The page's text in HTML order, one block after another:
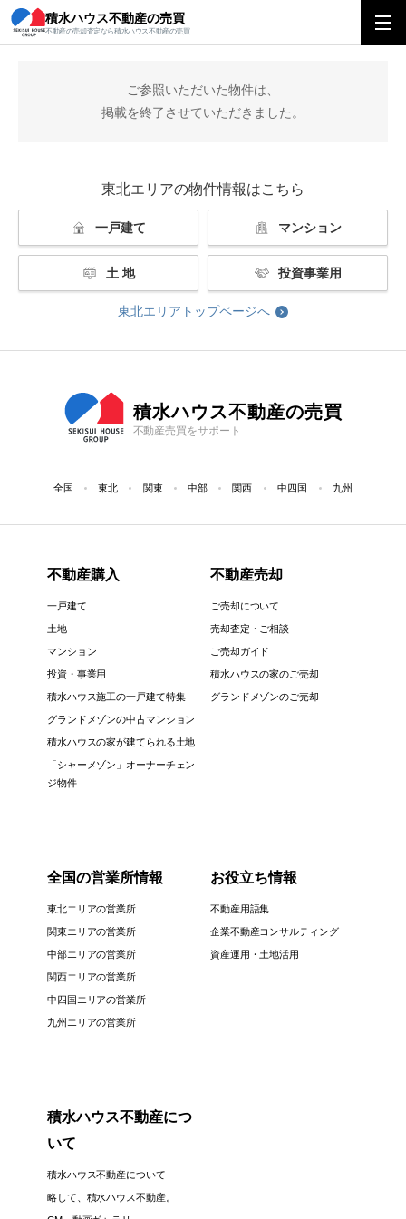
積水ハウス不動産の売買
不動産の売却査定なら積水ハウス不動産の売買
積水ハウス不動産の売買 東北エリアトップ
ご参照いただいた物件は、
掲載を終了させていただきました。
東北エリアの物件情報はこちら
一戸建て マンション
土 地 投資事業用
東北エリアトップページへ
積水ハウス不動産の売買
不動産売買をサポート
全国 東北 関東 中部 関西 中四国 九州
不動産購入
一戸建て
土地
マンション
投資・事業用
積水ハウス施工の一戸建て特集
グランドメゾンの中古マンション
積水ハウスの家が建てられる土地
「シャーメゾン」オーナーチェン
ジ物件
不動産売却
ご売却について
売却査定・ご相談
ご売却ガイド
積水ハウスの家のご売却
グランドメゾンのご売却
全国の営業所情報
東北エリアの営業所
関東エリアの営業所
中部エリアの営業所
関西エリアの営業所
中四国エリアの営業所
九州エリアの営業所
お役立ち情報
不動産用語集
企業不動産コンサルティング
資産運用・土地活用
積水ハウス不動産につ
いて
積水ハウス不動産について
略して、積水ハウス不動産。